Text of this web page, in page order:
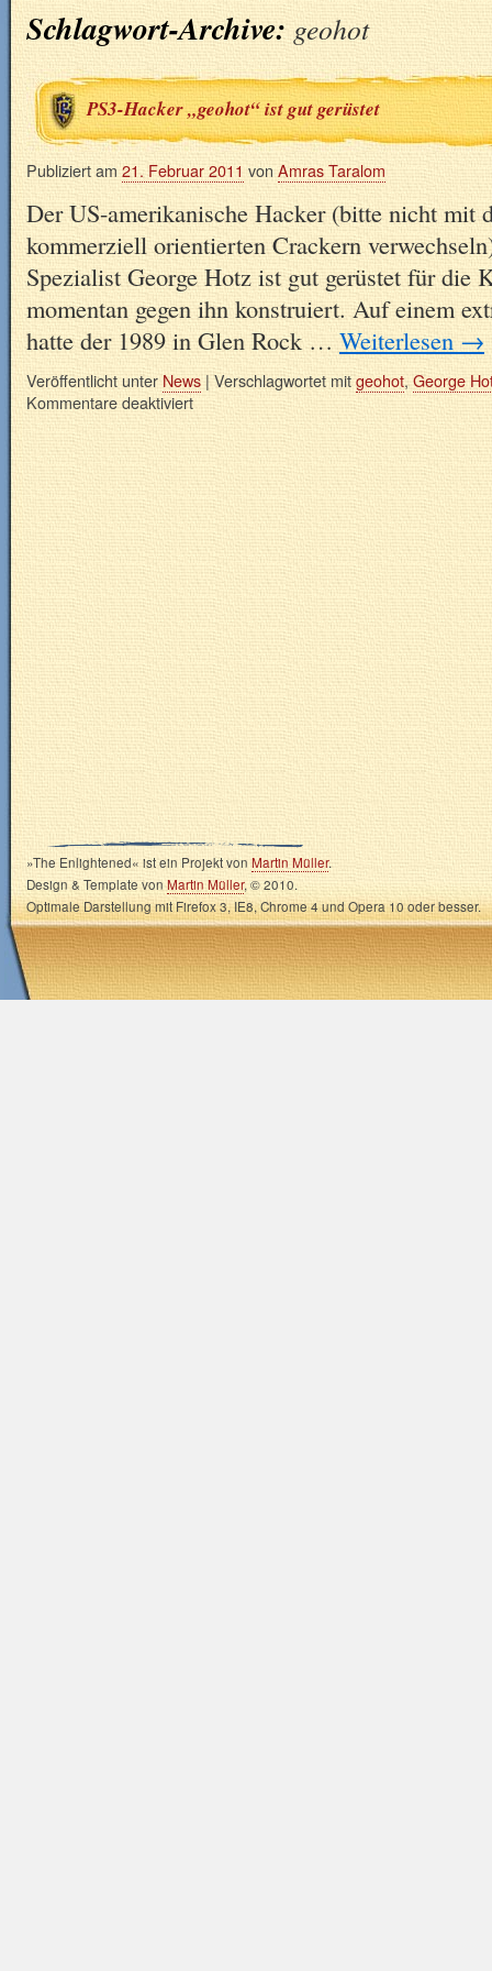
Schlagwort-Archive:geohot
PS3-Hacker „geohot“ ist gut gerüstet
Publiziert am 21. Februar 2011 von Amras Taralom
Der US-amerikanische Hacker (bitte nicht mit
kommerziell orientierten Crackern
Spezialist George Hotz ist gut gerüstet für die
momentan gegen ihn konstruiert. Auf einem
hatte der 1989 in Glen Rock …Weiterlesen →
Veröffentlicht unterNews | Verschlagwortet mitgeohot,George
Kommentare deaktiviert
»The Enlightened« ist ein Projekt vonMartin Müller.
Design & Template vonMartin Müller, © 2010.
Optimale Darstellung mit Firefox 3, IE8, Chrome 4 und Opera 10 oder besser.